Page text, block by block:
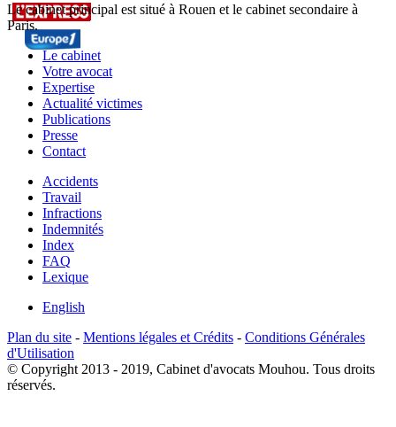
Le cabinet principal est situé à Rouen et le cabinet secondaire à
Paris.
Le cabinet
Votre avocat
Expertise
Actualité victimes
Publications
Presse
Contact
Accidents
Travail
Infractions
Indemnités
Index
FAQ
Lexique
English
Plan du site - Mentions légales et Crédits - Conditions Générales
d'Utilisation
© Copyright 2013 - 2019, Cabinet d'avocats Mouhou. Tous droits
réservés.